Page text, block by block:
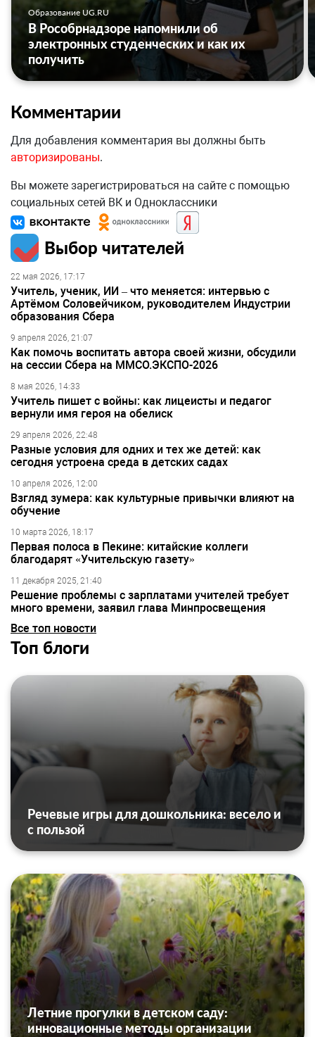
Образование UG.RU
В Рособрнадзоре напомнили об
электронных студенческих и как их
получить
Комментарии
Для добавления комментария вы должны быть
авторизированы.
Вы можете зарегистрироваться на сайте с помощью
социальных сетей ВК и Одноклассники
Выбор читателей
22 мая 2026, 17:17
Учитель, ученик, ИИ – что меняется: интервью с
Артёмом Соловейчиком, руководителем Индустрии
образования Сбера
9 апреля 2026, 21:07
Как помочь воспитать автора своей жизни, обсудили
на сессии Сбера на ММСО.ЭКСПО-2026
8 мая 2026, 14:33
Учитель пишет с войны: как лицеисты и педагог
вернули имя героя на обелиск
29 апреля 2026, 22:48
Разные условия для одних и тех же детей: как
сегодня устроена среда в детских садах
10 апреля 2026, 12:00
Взгляд зумера: как культурные привычки влияют на
обучение
10 марта 2026, 18:17
Первая полоса в Пекине: китайские коллеги
благодарят «Учительскую газету»
11 декабря 2025, 21:40
Решение проблемы с зарплатами учителей требует
много времени, заявил глава Минпросвещения
Все топ новости
Топ блоги
Речевые игры для дошкольника: весело и
с пользой
Летние прогулки в детском саду:
инновационные методы организации